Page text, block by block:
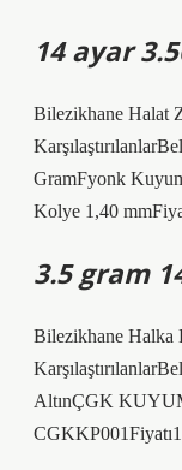
14 ayar
Bilezikhane Halat
GramFyonk
Kolye 1,40
3.5 gram
Bilezikhane Halka
AltınÇGK